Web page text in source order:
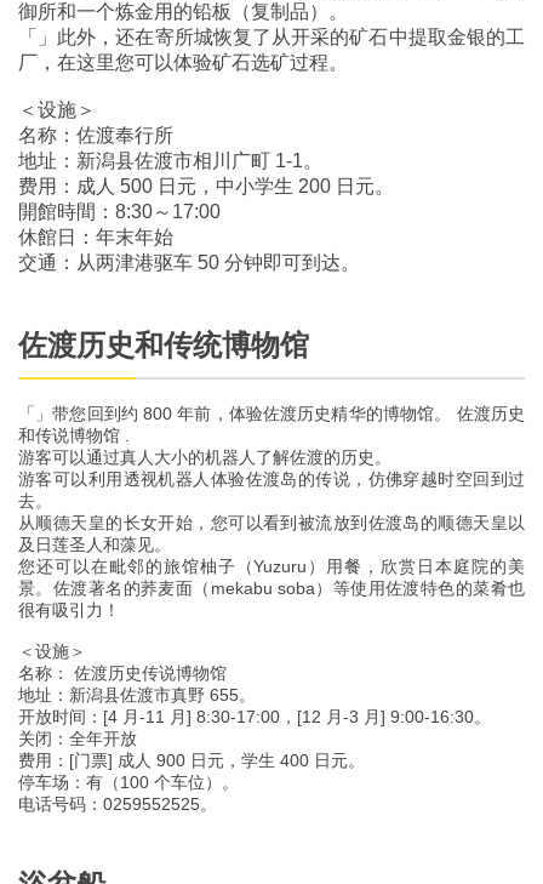
御所和一个炼金用的铅板（复制品）。
「」此外，还在寄所城恢复了从开采的矿石中提取金银的工
厂，在这里您可以体验矿石选矿过程。
＜设施＞
名称：佐渡奉行所
地址：新潟县佐渡市相川广町 1-1。
费用：成人 500 日元，中小学生 200 日元。
開館時間：8:30～17:00
休館日：年末年始
交通：从两津港驱车 50 分钟即可到达。
佐渡历史和传统博物馆
「」带您回到约 800 年前，体验佐渡历史精华的博物馆。 佐渡历史
和传说博物馆 .
游客可以通过真人大小的机器人了解佐渡的历史。
游客可以利用透视机器人体验佐渡岛的传说，仿佛穿越时空回到过
去。
从顺德天皇的长女开始，您可以看到被流放到佐渡岛的顺德天皇以
及日莲圣人和藻见。
您还可以在毗邻的旅馆柚子（Yuzuru）用餐，欣赏日本庭院的美
景。佐渡著名的荞麦面（mekabu soba）等使用佐渡特色的菜肴也
很有吸引力！
＜设施＞
名称： 佐渡历史传说博物馆
地址：新潟县佐渡市真野 655。
开放时间：[4 月-11 月] 8:30-17:00，[12 月-3 月] 9:00-16:30。
关闭：全年开放
费用：[门票] 成人 900 日元，学生 400 日元。
停车场：有（100 个车位）。
电话号码：0259552525。